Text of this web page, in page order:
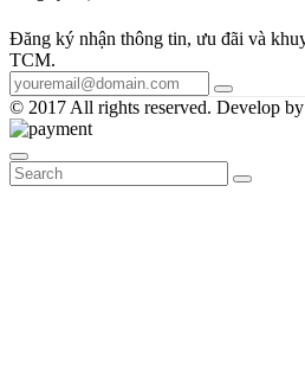
Đăng ký nhận thông tin, ưu đãi và
TCM.
© 2017 All rights reserved. Develop by